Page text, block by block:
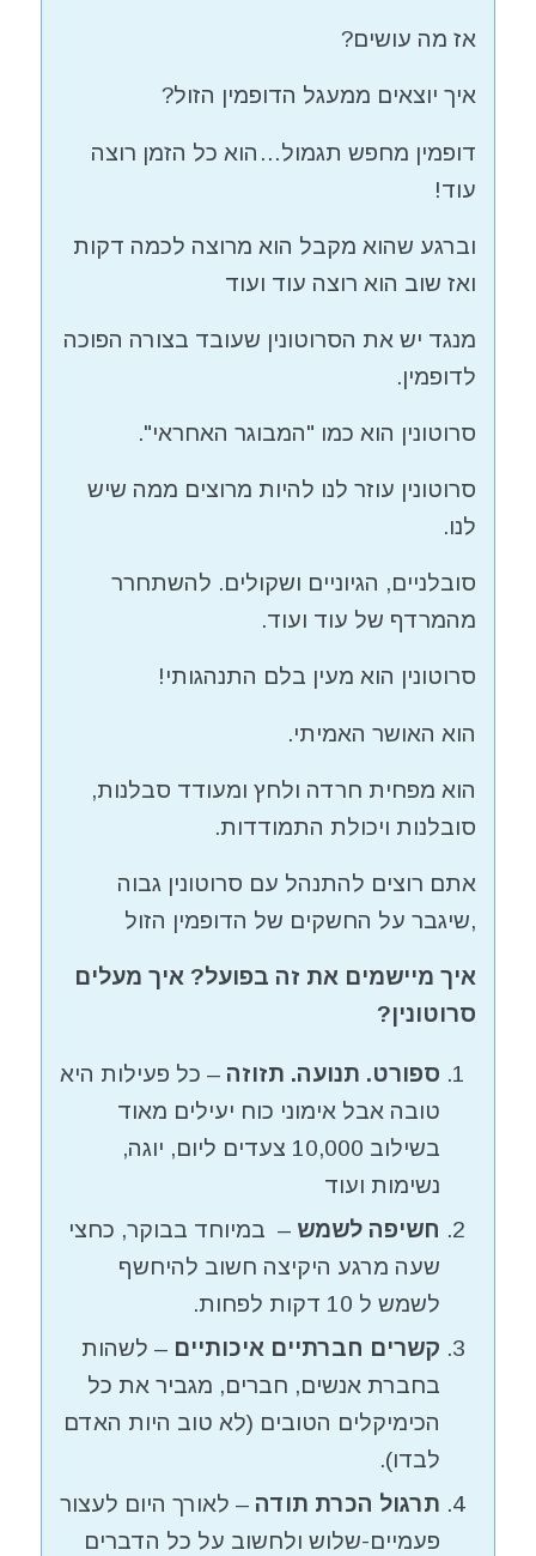
אז מה עושים?
איך יוצאים ממעגל הדופמין הזול?
דופמין מחפש תגמול…הוא כל הזמן רוצה
עוד!
וברגע שהוא מקבל הוא מרוצה לכמה דקות
ואז שוב הוא רוצה עוד ועוד
מנגד יש את הסרוטונין שעובד בצורה הפוכה
לדופמין.
סרוטונין הוא כמו "המבוגר האחראי".
סרוטונין עוזר לנו להיות מרוצים ממה שיש
לנו.
סובלניים, הגיוניים ושקולים. להשתחרר
מהמרדף של עוד ועוד.
סרוטונין הוא מעין בלם התנהגותי!
הוא האושר האמיתי.
הוא מפחית חרדה ולחץ ומעודד סבלנות,
סובלנות ויכולת התמודדות.
אתם רוצים להתנהל עם סרוטונין גבוה
,שיגבר על החשקים של הדופמין הזול
איך מיישמים את זה בפועל? איך מעלים
סרוטונין?
ספורט. תנועה. תזוזה – כל פעילות היא
טובה אבל אימוני כוח יעילים מאוד
בשילוב 10,000 צעדים ליום, יוגה,
נשימות ועוד
חשיפה לשמש – במיוחד בבוקר, כחצי
שעה מרגע היקיצה חשוב להיחשף
לשמש ל 10 דקות לפחות.
קשרים חברתיים איכותיים – לשהות
בחברת אנשים, חברים, מגביר את כל
הכימיקלים הטובים (לא טוב היות האדם
לבדו).
תרגול הכרת תודה – לאורך היום לעצור
פעמיים-שלוש ולחשוב על כל הדברים